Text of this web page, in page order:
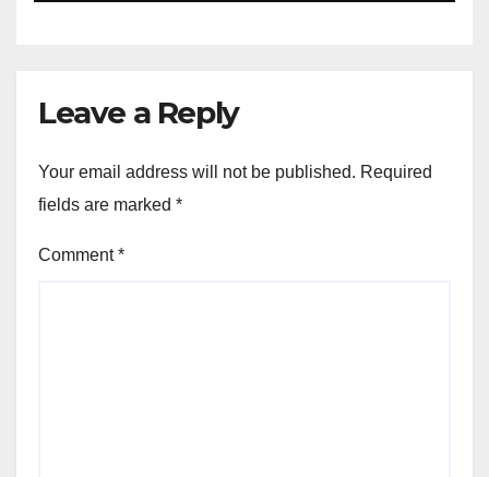
Leave a Reply
Your email address will not be published. Required
fields are marked *
Comment*